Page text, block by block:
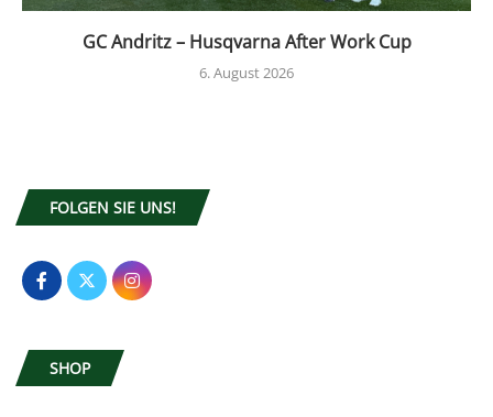
GC Andritz – Husqvarna After Work Cup
6. August 2026
FOLGEN SIE UNS!
SHOP